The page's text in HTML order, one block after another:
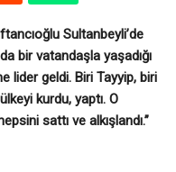
Sultanbeyli’de
bir vatandaşla yaşadığı
lider geldi. Biri Tayyip, biri
kurdu, yaptı. O
sattı ve alkışlandı.”